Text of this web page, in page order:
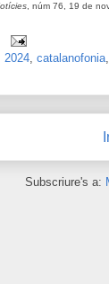
, núm 76, 19 de
2024 catalanofonia
Subscriure's a: